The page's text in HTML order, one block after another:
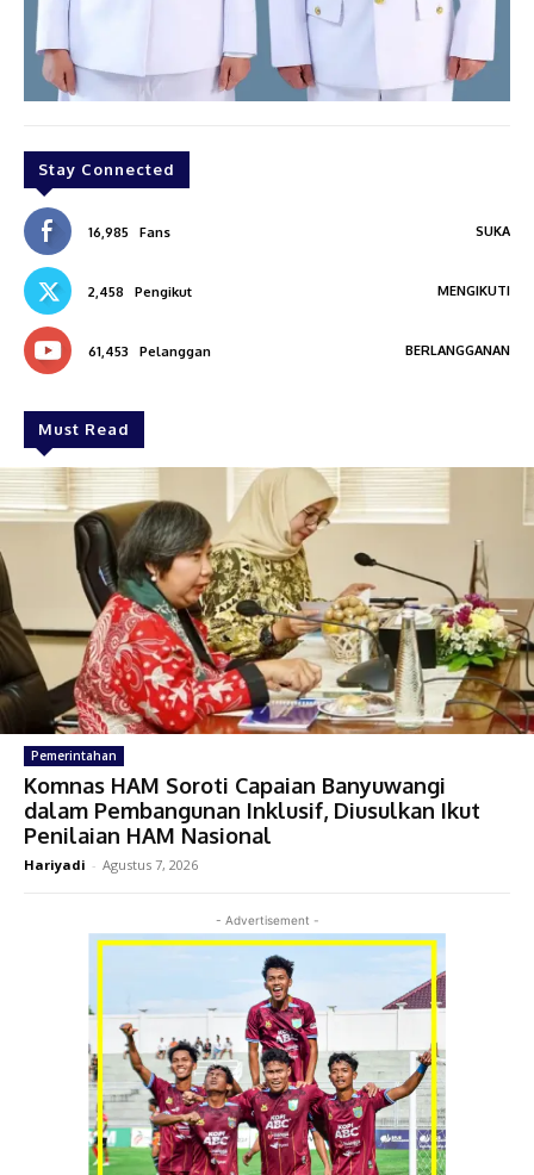
Stay Connected
16,985 Fans SUKA
2,458 Pengikut MENGIKUTI
61,453 Pelanggan BERLANGGANAN
Must Read
Pemerintahan
Komnas HAM Soroti Capaian Banyuwangi
dalam Pembangunan Inklusif, Diusulkan Ikut
Penilaian HAM Nasional
Hariyadi - Agustus 7, 2026
- Advertisement -